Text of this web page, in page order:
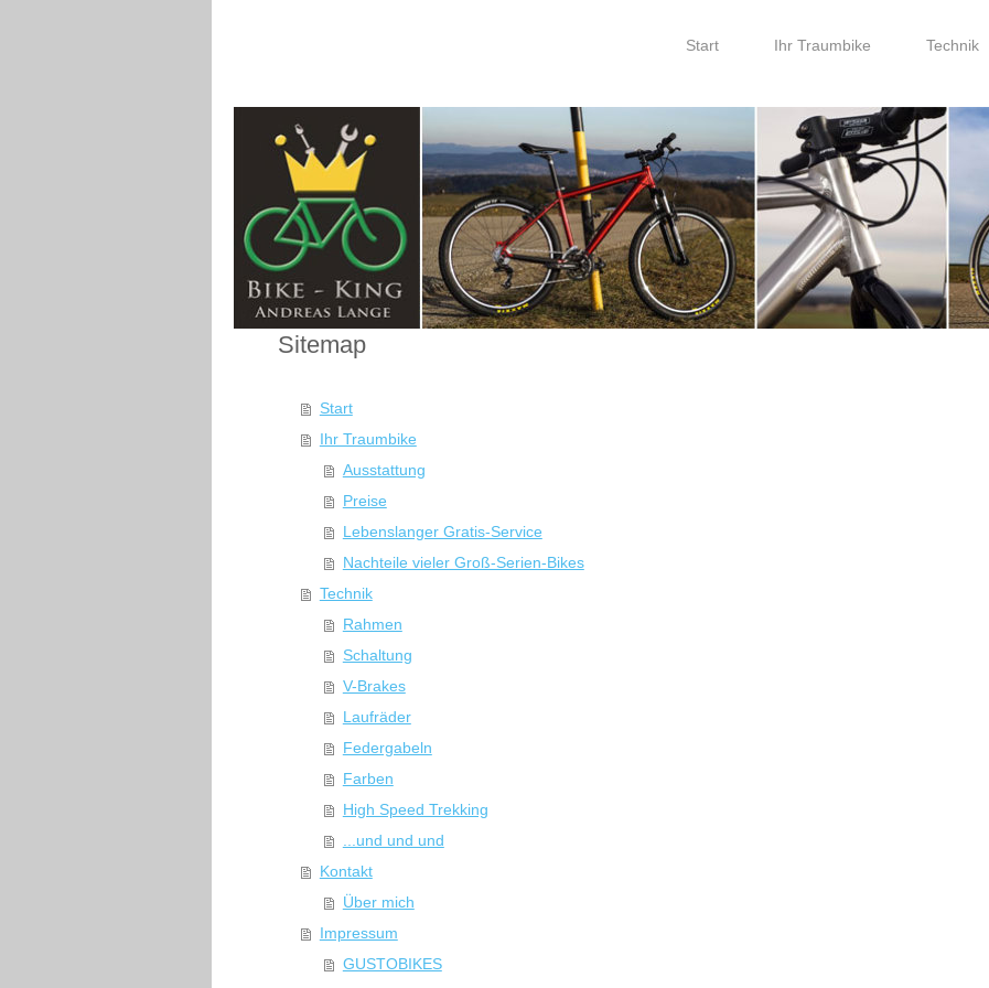
Start Ihr Traumbike Technik
Sitemap
Start
Ihr Traumbike
Ausstattung
Preise
Lebenslanger Gratis-Service
Nachteile vieler Groß-Serien-Bikes
Technik
Rahmen
Schaltung
V-Brakes
Laufräder
Federgabeln
Farben
High Speed Trekking
...und und und
Kontakt
Über mich
Impressum
GUSTOBIKES